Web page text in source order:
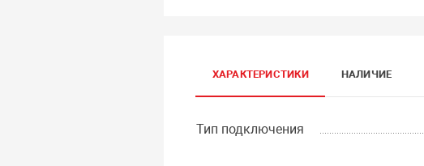
ХАРАКТЕРИСТИКИ НАЛИЧИЕ
Тип подключения